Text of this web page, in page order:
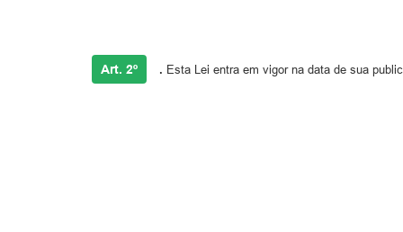
Art. 2º . Esta Lei entra em vigor na data de sua